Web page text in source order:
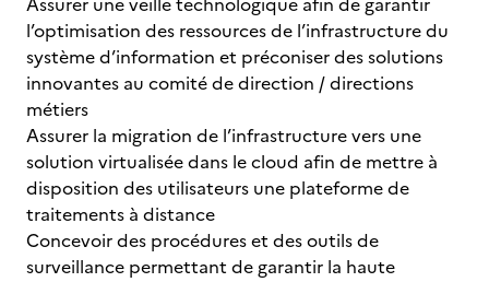
l’optimisation des ressources de l’infrastructure du
système d’information et préconiser des solutions
innovantes au comité de direction / directions
métiers
Assurer la migration de l’infrastructure vers une
solution virtualisée dans le cloud afin de mettre à
disposition des utilisateurs une plateforme de
traitements à distance
Concevoir des procédures et des outils de
surveillance permettant de garantir la haute